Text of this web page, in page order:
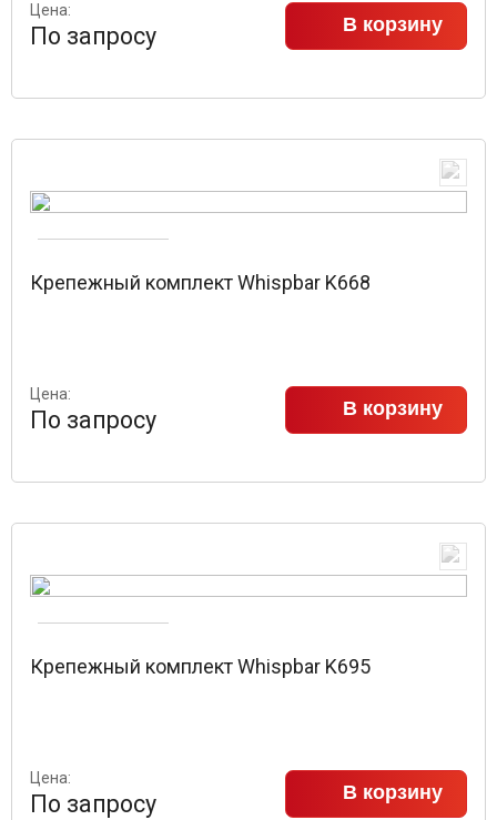
Цена:
По запросу В корзину
Крепежный комплект Whispbar K668
Цена:
По запросу В корзину
Крепежный комплект Whispbar K695
Цена:
По запросу В корзину